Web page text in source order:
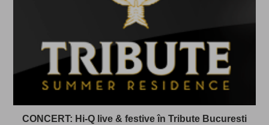
CONCERT: Hi-Q live & festive în Tribute Bucuresti